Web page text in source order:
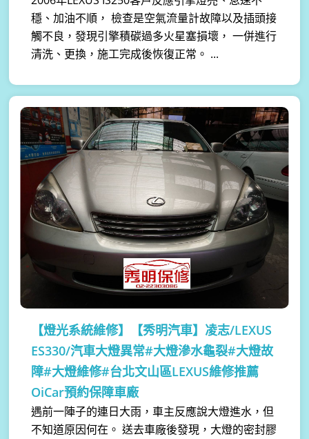
穩、加油不順， 檢查是空氣流量計故障以及插頭接
觸不良，發現引擎積碳過多火星塞損壞， 一併進行
清洗、更換，施工完成後恢復正常。 ...
【燈光系統維修】
【秀明汽車】凌志/LEXUS
ES330/汽車大燈異常#大燈滲水龜裂#大燈故
障#大燈維修#台北文山區LEXUS維修推薦
OiCar預約保障車廠
遇前一陣子的連日大雨，車主反應說大燈進水，但
不知道原因何在。 送去車廠後發現，大燈的密封膠